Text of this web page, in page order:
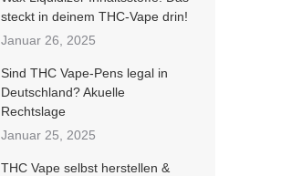
steckt in deinem THC-Vape drin!
Januar 26, 2025
Sind THC Vape-Pens legal in
Deutschland? Akuelle
Rechtslage
Januar 25, 2025
THC Vape selbst herstellen &